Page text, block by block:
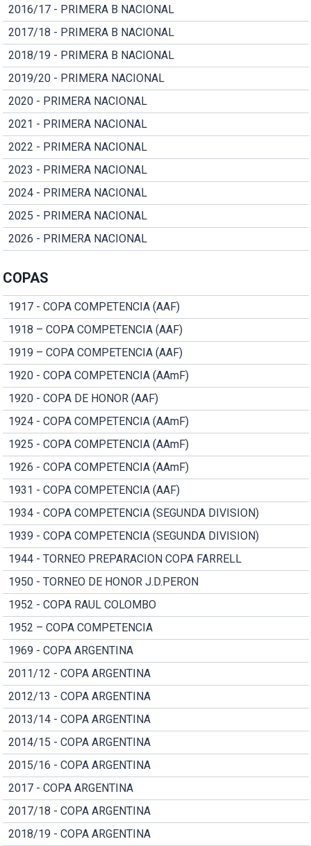
2016/17 - PRIMERA B NACIONAL
2017/18 - PRIMERA B NACIONAL
2018/19 - PRIMERA B NACIONAL
2019/20 - PRIMERA NACIONAL
2020 - PRIMERA NACIONAL
2021 - PRIMERA NACIONAL
2022 - PRIMERA NACIONAL
2023 - PRIMERA NACIONAL
2024 - PRIMERA NACIONAL
2025 - PRIMERA NACIONAL
2026 - PRIMERA NACIONAL
COPAS
1917 - COPA COMPETENCIA (AAF)
1918 – COPA COMPETENCIA (AAF)
1919 – COPA COMPETENCIA (AAF)
1920 - COPA COMPETENCIA (AAmF)
1920 - COPA DE HONOR (AAF)
1924 - COPA COMPETENCIA (AAmF)
1925 - COPA COMPETENCIA (AAmF)
1926 - COPA COMPETENCIA (AAmF)
1931 - COPA COMPETENCIA (AAF)
1934 - COPA COMPETENCIA (SEGUNDA DIVISION)
1939 - COPA COMPETENCIA (SEGUNDA DIVISION)
1944 - TORNEO PREPARACION COPA FARRELL
1950 - TORNEO DE HONOR J.D.PERON
1952 - COPA RAUL COLOMBO
1952 – COPA COMPETENCIA
1969 - COPA ARGENTINA
2011/12 - COPA ARGENTINA
2012/13 - COPA ARGENTINA
2013/14 - COPA ARGENTINA
2014/15 - COPA ARGENTINA
2015/16 - COPA ARGENTINA
2017 - COPA ARGENTINA
2017/18 - COPA ARGENTINA
2018/19 - COPA ARGENTINA